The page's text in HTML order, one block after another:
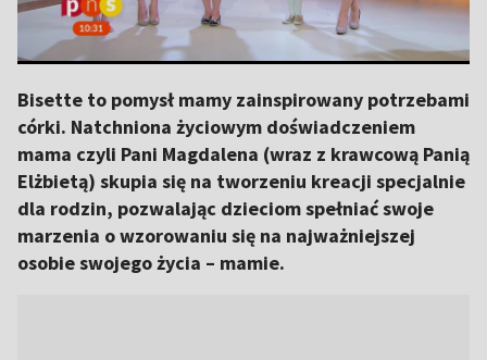
Bisette to pomysł mamy zainspirowany potrzebami
córki. Natchniona życiowym doświadczeniem
mama czyli Pani Magdalena (wraz z krawcową Panią
Elżbietą) skupia się na tworzeniu kreacji specjalnie
dla rodzin, pozwalając dzieciom spełniać swoje
marzenia o wzorowaniu się na najważniejszej
osobie swojego życia – mamie.